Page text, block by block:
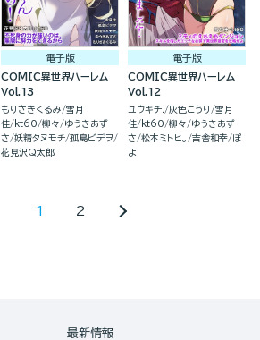
電子版
COMIC異世界ハーレム
Vol.13
もりさきくるみ 雪月
佳
kt60 柳々
ゆうきあず
さ 妖精タヌモチ 孤島ビデヲ
花見沢Q太郎
電子版
COMIC異世界ハーレム
Vol.12
ユウキチ. 灰色こうり
雪月
佳
kt60 柳々
ゆうきあず
さ 松本ミトヒ。 吉舎和幸 ぽ
よ
1 2
最新情報